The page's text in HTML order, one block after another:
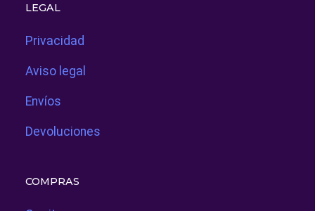
LEGAL
Privacidad
Aviso legal
Envíos
Devoluciones
COMPRAS